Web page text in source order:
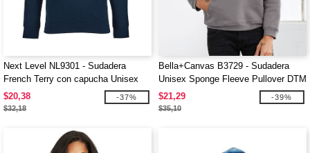
Next Level NL9301 - Sudadera
French Terry con capucha Unisex
$20,38
$32,18
-37%
Bella+Canvas B3729 - Sudadera
Unisex Sponge Fleeve Pullover DTM
Hood
$21,29
$35,10
-39%